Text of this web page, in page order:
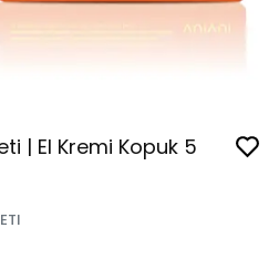
| El Kremi Kopuk 5